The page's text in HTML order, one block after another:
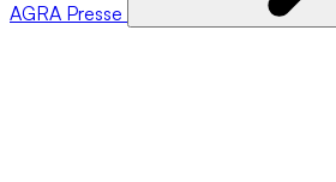
AGRA Presse